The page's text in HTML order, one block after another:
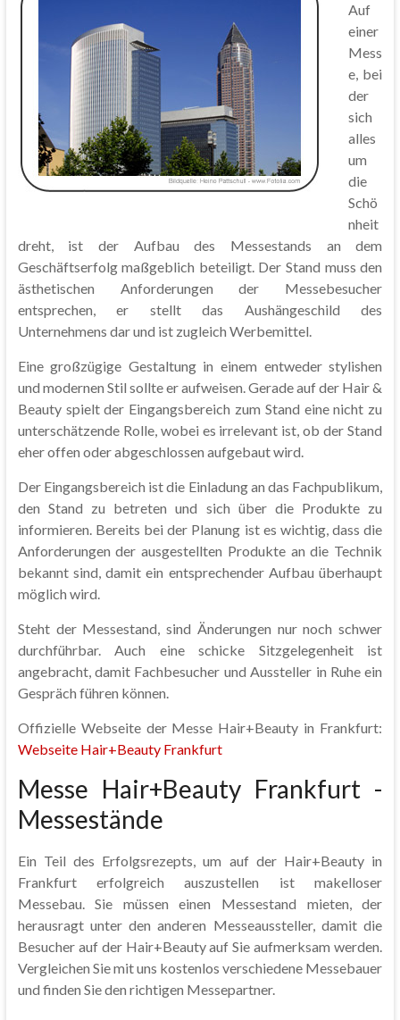
Auf
einer
Mess
e, bei
der
sich
alles
um
die
Schö
nheit
dreht, ist der Aufbau des Messestands an dem
Geschäftserfolg maßgeblich beteiligt. Der Stand muss den
ästhetischen Anforderungen der Messebesucher
entsprechen, er stellt das Aushängeschild des
Unternehmens dar und ist zugleich Werbemittel.
Eine großzügige Gestaltung in einem entweder stylishen
und modernen Stil sollte er aufweisen. Gerade auf der Hair &
Beauty spielt der Eingangsbereich zum Stand eine nicht zu
unterschätzende Rolle, wobei es irrelevant ist, ob der Stand
eher offen oder abgeschlossen aufgebaut wird.
Der Eingangsbereich ist die Einladung an das Fachpublikum,
den Stand zu betreten und sich über die Produkte zu
informieren. Bereits bei der Planung ist es wichtig, dass die
Anforderungen der ausgestellten Produkte an die Technik
bekannt sind, damit ein entsprechender Aufbau überhaupt
möglich wird.
Steht der Messestand, sind Änderungen nur noch schwer
durchführbar. Auch eine schicke Sitzgelegenheit ist
angebracht, damit Fachbesucher und Aussteller in Ruhe ein
Gespräch führen können.
Offizielle Webseite der Messe Hair+Beauty in Frankfurt:
Webseite Hair+Beauty Frankfurt
Messe Hair+Beauty Frankfurt -
Messestände
Ein Teil des Erfolgsrezepts, um auf der Hair+Beauty in
Frankfurt erfolgreich auszustellen ist makelloser
Messebau. Sie müssen einen Messestand mieten, der
herausragt unter den anderen Messeaussteller, damit die
Besucher auf der Hair+Beauty auf Sie aufmerksam werden.
Vergleichen Sie mit uns kostenlos verschiedene Messebauer
und finden Sie den richtigen Messepartner.